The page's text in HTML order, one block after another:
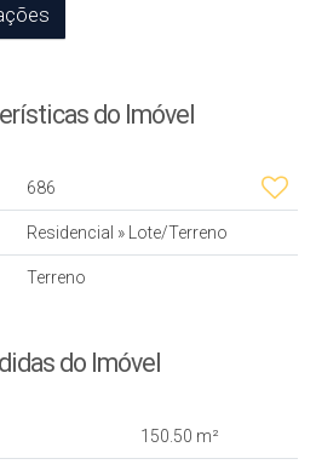
do Imóvel
686
Residencial » Lote/Terreno
Terreno
do Imóvel
150.50 m²